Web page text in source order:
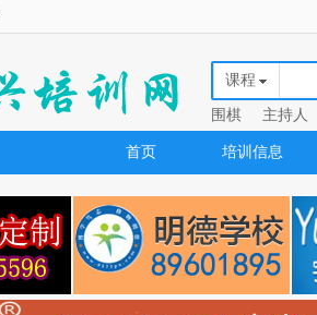
课程
围棋 主持人
首页 培训信息